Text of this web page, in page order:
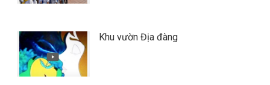
Khu vườn Địa đàng